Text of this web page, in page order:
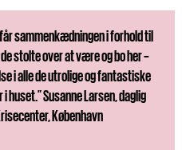
sammenkædningen i forhold til
stolte over at være og bo her –
i alle de utrolige og fantastiske
Susanne Larsen, daglig
København